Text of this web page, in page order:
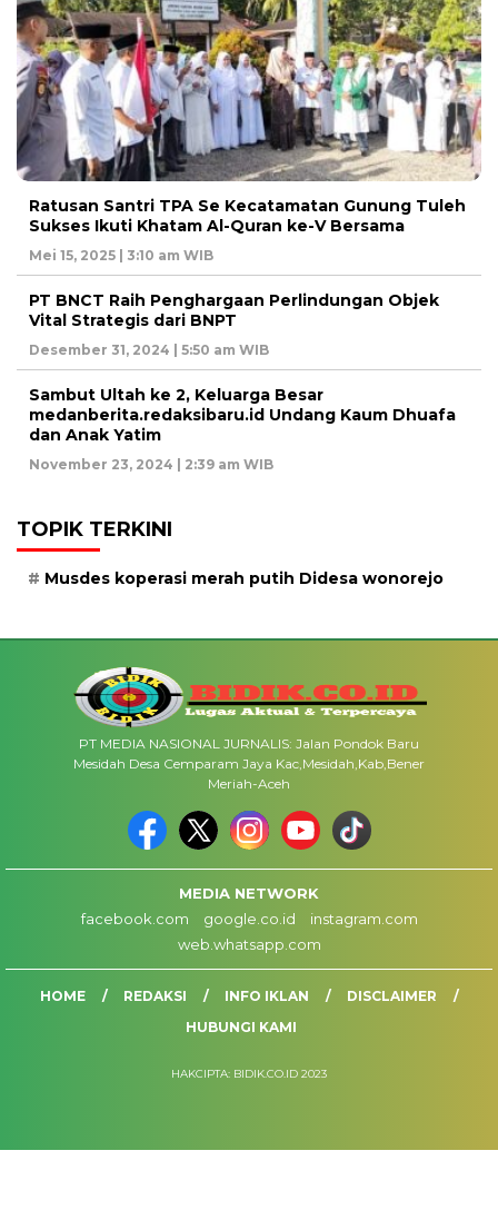
Ratusan Santri TPA Se Kecatamatan Gunung Tuleh
Sukses Ikuti Khatam Al-Quran ke-V Bersama
Mei 15, 2025 | 3:10 am WIB
PT BNCT Raih Penghargaan Perlindungan Objek
Vital Strategis dari BNPT
Desember 31, 2024 | 5:50 am WIB
Sambut Ultah ke 2, Keluarga Besar
medanberita.redaksibaru.id Undang Kaum Dhuafa
dan Anak Yatim
November 23, 2024 | 2:39 am WIB
TOPIK TERKINI
Musdes koperasi merah putih Didesa wonorejo
PT MEDIA NASIONAL JURNALIS: Jalan Pondok Baru
Mesidah Desa Cemparam Jaya Kac,Mesidah,Kab,Bener
Meriah-Aceh
MEDIA NETWORK
facebook.com
google.co.id
instagram.com
web.whatsapp.com
HOME REDAKSI INFO IKLAN
DISCLAIMER
HUBUNGI KAMI
HAKCIPTA: BIDIK.CO.ID 2023